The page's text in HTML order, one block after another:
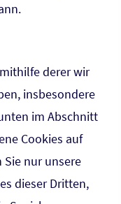
derer wir
insbesondere
im Abschnitt
Cookies auf
nur unsere
dieser Dritten,